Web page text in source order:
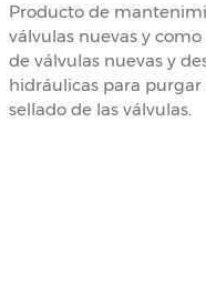
Producto de
válvulas nuevas y
de válvulas nuevas y
hidráulicas para purgar
sellado de las válvulas.